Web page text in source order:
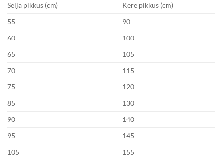
Selja pikkus (cm)
Kere pikkus (cm)
55
90
60
100
65
105
70
115
75
120
85
130
90
140
95
145
105
155